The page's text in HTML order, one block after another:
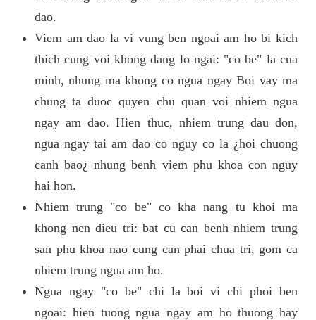
dao.
Viem am dao la vi vung ben ngoai am ho bi kich
thich cung voi khong dang lo ngai: "co be" la cua
minh, nhung ma khong co ngua ngay Boi vay ma
chung ta duoc quyen chu quan voi nhiem ngua
ngay am dao. Hien thuc, nhiem trung dau don,
ngua ngay tai am dao co nguy co la ¿hoi chuong
canh bao¿ nhung benh viem phu khoa con nguy
hai hon.
Nhiem trung "co be" co kha nang tu khoi ma
khong nen dieu tri: bat cu can benh nhiem trung
san phu khoa nao cung can phai chua tri, gom ca
nhiem trung ngua am ho.
Ngua ngay "co be" chi la boi vi chi phoi ben
ngoai: hien tuong ngua ngay am ho thuong hay